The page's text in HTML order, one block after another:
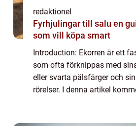
redaktionel
Fyrhjulingar till salu en guide för dig
som vill köpa smart
Introduction: Ekorren är ett
som ofta förknippas med
eller svarta pälsfärger och
rörelser. I denna artikel